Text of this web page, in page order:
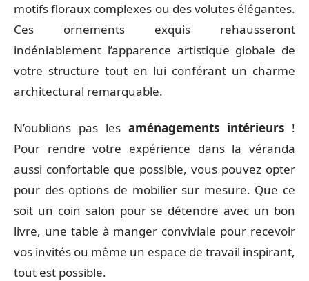
motifs floraux complexes ou des volutes élégantes.
Ces ornements exquis rehausseront
indéniablement l’apparence artistique globale de
votre structure tout en lui conférant un charme
architectural remarquable.
N’oublions pas les aménagements intérieurs !
Pour rendre votre expérience dans la véranda
aussi confortable que possible, vous pouvez opter
pour des options de mobilier sur mesure. Que ce
soit un coin salon pour se détendre avec un bon
livre, une table à manger conviviale pour recevoir
vos invités ou même un espace de travail inspirant,
tout est possible.